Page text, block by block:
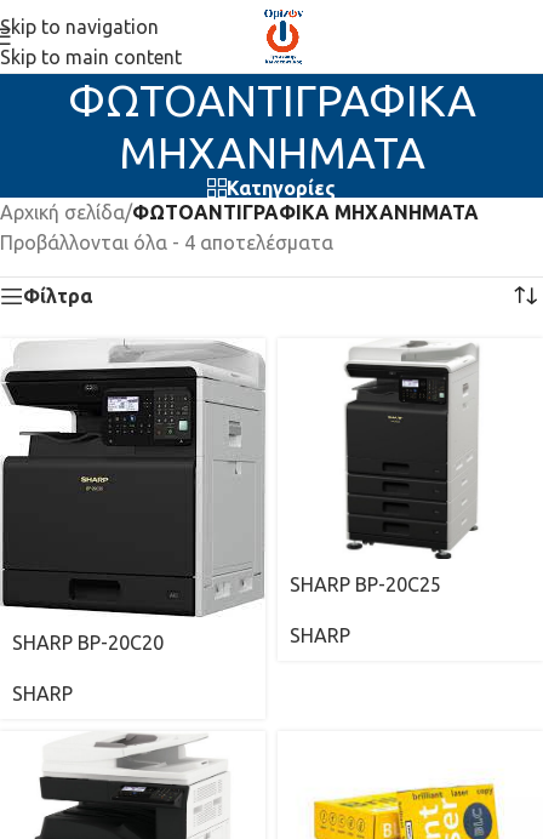
Skip to navigation
Skip to main content
ΦΩΤΟΑΝΤΙΓΡΑΦΙΚΑ
ΜΗΧΑΝΗΜΑΤΑ
Κατηγορίες
Αρχική σελίδα/ΦΩΤΟΑΝΤΙΓΡΑΦΙΚΑ ΜΗΧΑΝΗΜΑΤΑ
Προβάλλονται όλα - 4 αποτελέσματα
Φίλτρα
SHARP BP-20C20
SHARP
SHARP BP-20C25
SHARP